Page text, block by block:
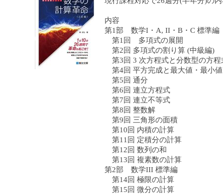
内容
第1部 数学I・A, II・B・C 標準編
第1回 多項式の展開
第2回 多項式の割り算 (中級編)
第3回 3 次方程式と分数型の方程
第4回 平方完成と最大値・最小
第5回 通分
第6回 連立方程式
第7回 連立不等式
第8回 整数解
第9回 三角形の面積
第10回 内積の計算
第11回 定積分の計算
第12回 数列の和
第13回 複素数の計算
第2部 数学III 標準編
第14回 極限の計算
第15回 微分の計算